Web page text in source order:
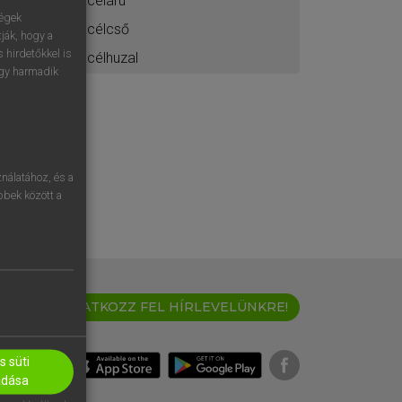
acélcső
acélhuzal
IRATKOZZ FEL HÍRLEVELÜNKRE!
hogy a
hirdetőkkel is
harmadik
és a
között a
süti